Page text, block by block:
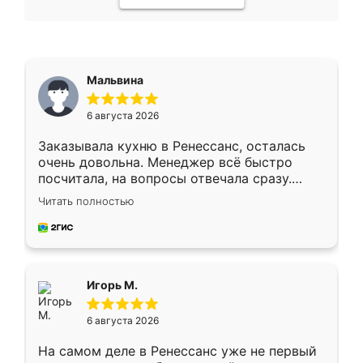
Мальвина
6 августа 2026
Заказывала кухню в Ренессанс, осталась
очень довольна. Менеджер всё быстро
посчитала, на вопросы отвечала сразу.
Замерщик приехал в субботу, подошёл к
делу со всей ответственностью. Собрали
за день, ребята работали аккуратно, даже
Читать полностью
Игорь М.
6 августа 2026
На самом деле в Ренессанс уже не первый